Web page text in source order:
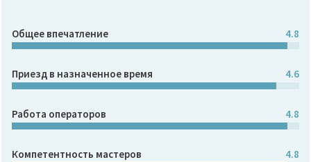
Общее впечатление 4.8
Приезд в назначенное время 4.6
Работа операторов 4.8
Компетентность мастеров 4.8